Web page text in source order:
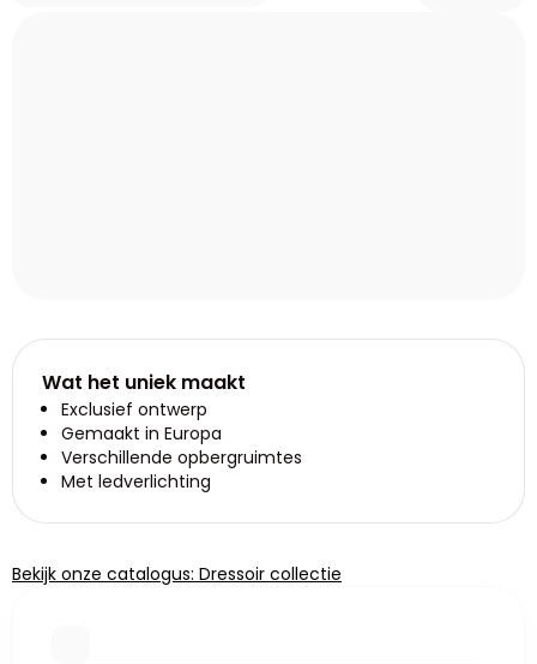
Wat het uniek maakt
Exclusief ontwerp
Gemaakt in Europa
Verschillende opbergruimtes
Met ledverlichting
Bekijk onze catalogus: Dressoir collectie